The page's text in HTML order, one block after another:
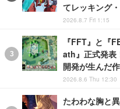
てレッキング
2026.8.7 Fri 1:15
『FFT』と『
ath』正式発表
開発が生んだ
2026.8.6 Thu 12:30
たわわな胸と